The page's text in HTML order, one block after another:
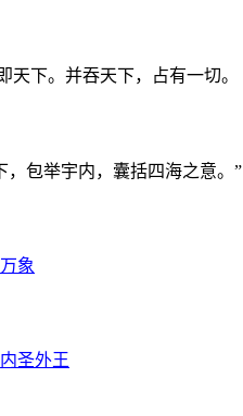
下。并吞天下，占有一切。
，包举宇内，囊括四海之意。”
象
内圣外王